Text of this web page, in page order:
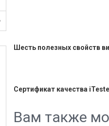
Шесть полезных свойств
Сертификат качества
Вам также